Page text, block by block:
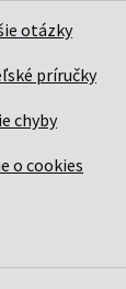
otázky
príručky
chyby
o cookies